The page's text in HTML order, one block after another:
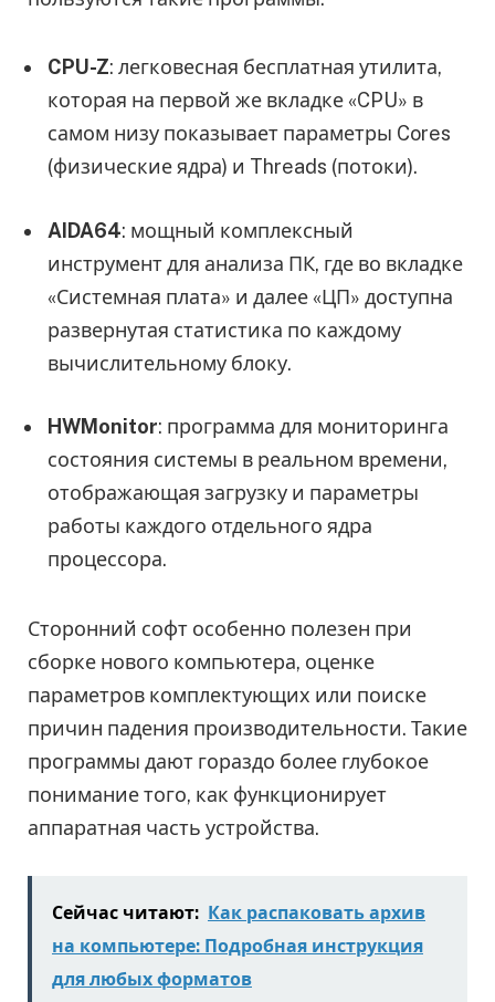
CPU-Z: легковесная бесплатная утилита,
которая на первой же вкладке «CPU» в
самом низу показывает параметры Cores
(физические ядра) и Threads (потоки).
AIDA64: мощный комплексный
инструмент для анализа ПК, где во вкладке
«Системная плата» и далее «ЦП» доступна
развернутая статистика по каждому
вычислительному блоку.
HWMonitor: программа для мониторинга
состояния системы в реальном времени,
отображающая загрузку и параметры
работы каждого отдельного ядра
процессора.
Сторонний софт особенно полезен при
сборке нового компьютера, оценке
параметров комплектующих или поиске
причин падения производительности. Такие
программы дают гораздо более глубокое
понимание того, как функционирует
аппаратная часть устройства.
Сейчас читают: Как распаковать архив
на компьютере: Подробная инструкция
для любых форматов